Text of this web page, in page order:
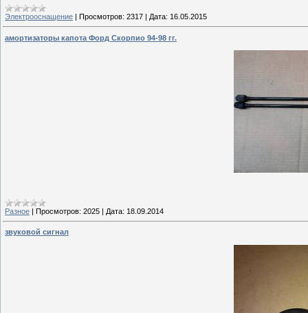
Электрооснащение | Просмотров: 2317 | Дата: 16.05.2015
амортизаторы капота Форд Скорпио 94-98 гг.
Разное | Просмотров: 2025 | Дата: 18.09.2014
звуковой сигнал